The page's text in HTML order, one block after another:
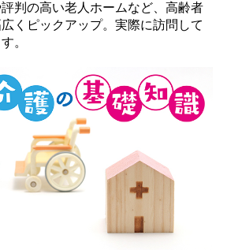
判の高い老人ホームなど、高齢者
くピックアップ。実際に訪問して
。